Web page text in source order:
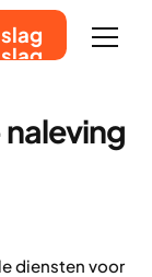
diensten voor